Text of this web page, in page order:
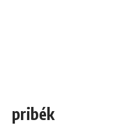
pribék